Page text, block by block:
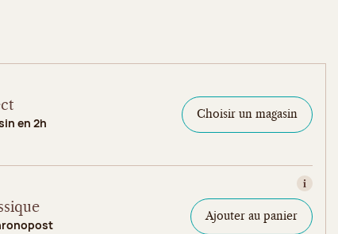
en 2h
Choisir un magasin
Ajouter au panier